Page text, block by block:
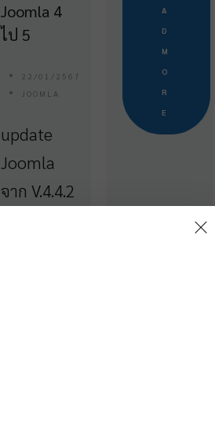
Joomla 4
ไป 5
22/01/2567
JOOMLA
update
Joomla
จาก V.4.4.2
A
D
M
O
R
E